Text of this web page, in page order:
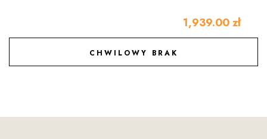
1,939.00 zł
CHWILOWY BRAK
DODAJ DO ULUBIONYCH